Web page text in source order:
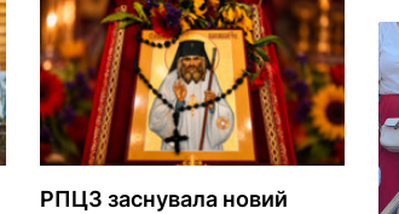
РПЦЗ заснувала новий